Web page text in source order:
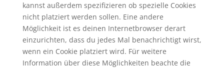
kannst außerdem spezifizieren ob spezielle Cookies
nicht platziert werden sollen. Eine andere
Möglichkeit ist es deinen Internetbrowser derart
einzurichten, dass du jedes Mal benachrichtigt wirst,
wenn ein Cookie platziert wird. Für weitere
Information über diese Möglichkeiten beachte die